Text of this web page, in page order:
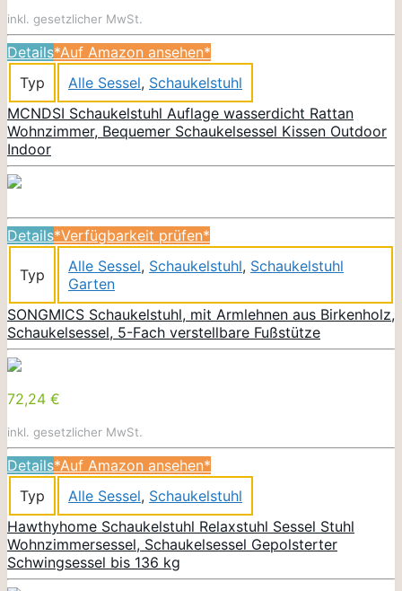
inkl. gesetzlicher MwSt.
Details*Auf Amazon ansehen*
Typ
Alle Sessel, Schaukelstuhl
MCNDSI Schaukelstuhl Auflage wasserdicht Rattan
Wohnzimmer, Bequemer Schaukelsessel Kissen Outdoor
Indoor
Details*Verfügbarkeit prüfen*
Typ Alle Sessel, Schaukelstuhl, Schaukelstuhl
Garten
SONGMICS Schaukelstuhl, mit Armlehnen aus Birkenholz,
Schaukelsessel, 5-Fach verstellbare Fußstütze
72,24 €
inkl. gesetzlicher MwSt.
Details*Auf Amazon ansehen*
Typ
Alle Sessel, Schaukelstuhl
Hawthyhome Schaukelstuhl Relaxstuhl Sessel Stuhl
Wohnzimmersessel, Schaukelsessel Gepolsterter
Schwingsessel bis 136 kg